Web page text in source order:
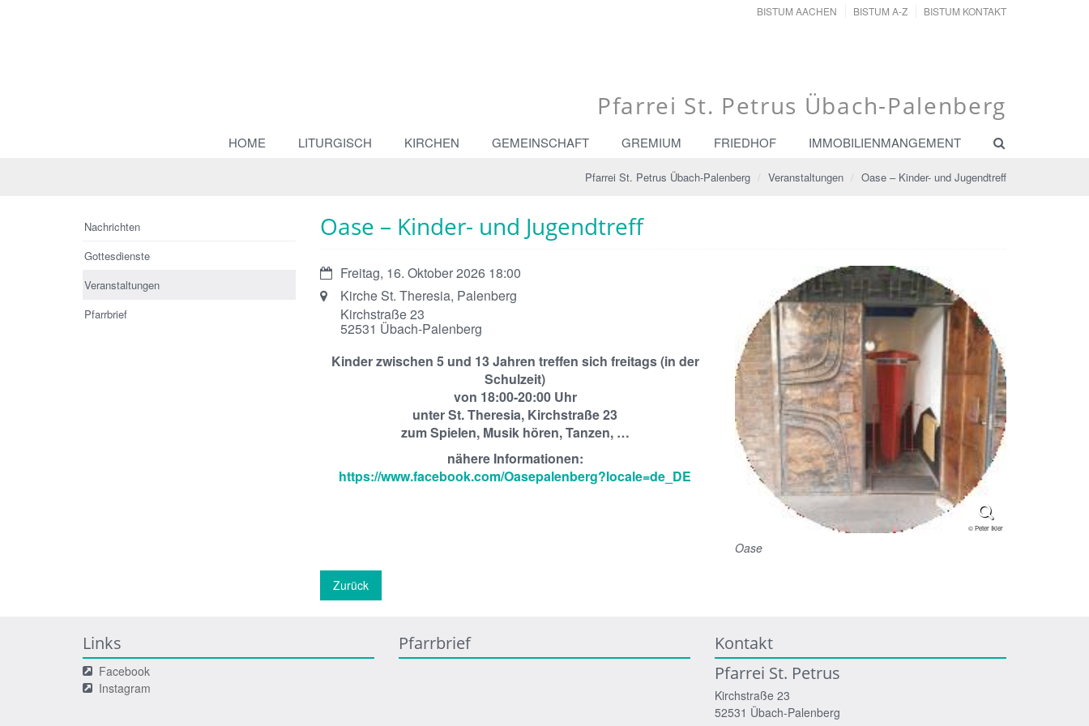
BISTUM AACHEN BISTUM A-Z BISTUM KONTAKT
Pfarrei St. Petrus Übach-Palenberg
HOME LITURGISCH KIRCHEN GEMEINSCHAFT GREMIUM FRIEDHOF IMMOBILIENMANGEMENT
Pfarrei St. Petrus Übach-Palenberg Veranstaltungen Oase – Kinder- und Jugendtreff
Oase – Kinder- und Jugendtreff
© Peter Ikier
Oase
Datum:Freitag, 16. Oktober 2026 18:00
Ort:
Kirche St. Theresia, Palenberg
Kirchstraße 23
52531 Übach-Palenberg
Kinder zwischen 5 und 13 Jahren treffen sich freitags (in der
Schulzeit)
von 18:00-20:00 Uhr
unter St. Theresia, Kirchstraße 23
zum Spielen, Musik hören, Tanzen, …
nähere Informationen:
https://www.facebook.com/Oasepalenberg?locale=de_DE
Zurück
Nachrichten
Gottesdienste
Veranstaltungen
Pfarrbrief
Links
Facebook
Instagram
Pfarrbrief
Kontakt
Pfarrei St. Petrus
Kirchstraße 23
52531 Übach-Palenberg